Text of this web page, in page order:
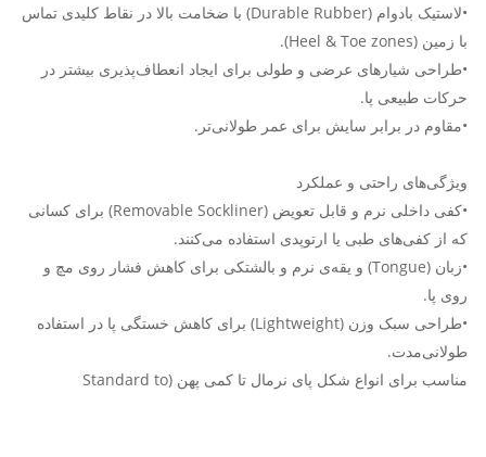
•لاستیک بادوام (Durable Rubber) با ضخامت بالا در نقاط کلیدی تماس
با زمین (Heel & Toe zones).
•طراحی شیارهای عرضی و طولی برای ایجاد انعطاف‌پذیری بیشتر در
حرکات طبیعی پا.
•مقاوم در برابر سایش برای عمر طولانی‌تر.
ویژگی‌های راحتی و عملکرد
•کفی داخلی نرم و قابل تعویض (Removable Sockliner) برای کسانی
که از کفی‌های طبی یا ارتوپدی استفاده می‌کنند.
•زبان (Tongue) و یقه‌ی نرم و بالشتکی برای کاهش فشار روی مچ و
روی پا.
•طراحی سبک وزن (Lightweight) برای کاهش خستگی پا در استفاده
طولانی‌مدت.
مناسب برای انواع شکل پای نرمال تا کمی پهن (Standard to